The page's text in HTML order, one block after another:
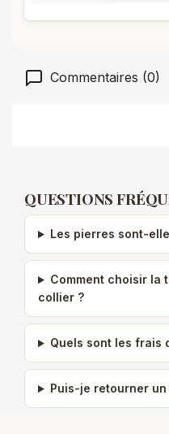
Commentaires (0)
QUESTIONS
Les pierres sont-
Comment choisir la
collier ?
Quels sont les frais
Puis-je retourner un